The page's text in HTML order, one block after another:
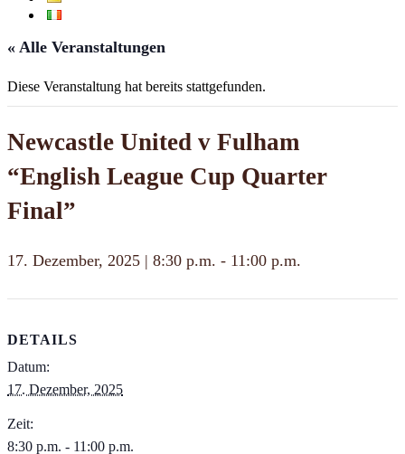
« Alle Veranstaltungen
Diese Veranstaltung hat bereits stattgefunden.
Newcastle United v Fulham
“English League Cup Quarter
Final”
17. Dezember, 2025 | 8:30 p.m. - 11:00 p.m.
DETAILS
Datum:
17. Dezember, 2025
Zeit:
8:30 p.m. - 11:00 p.m.